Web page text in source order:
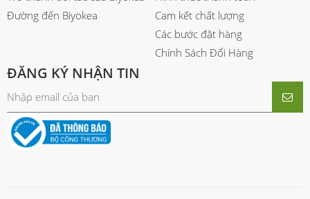
Đường đến Biyokea
Cam kết chất lượng
Các bước đặt hàng
Chính Sách Đổi Hàng
ĐĂNG KÝ NHẬN TIN